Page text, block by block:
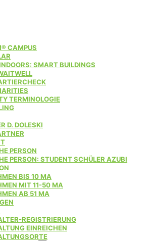
CAMPUS
SMART BUILDINGS
TERMINOLOGIE
D. DOLESKI
PERSON
PERSON: STUDENT SCHÜLER AZUBI
BIS 10 MA
MIT 11-50 MA
AB 51 MA
REGISTRIERUNG
EINREICHEN